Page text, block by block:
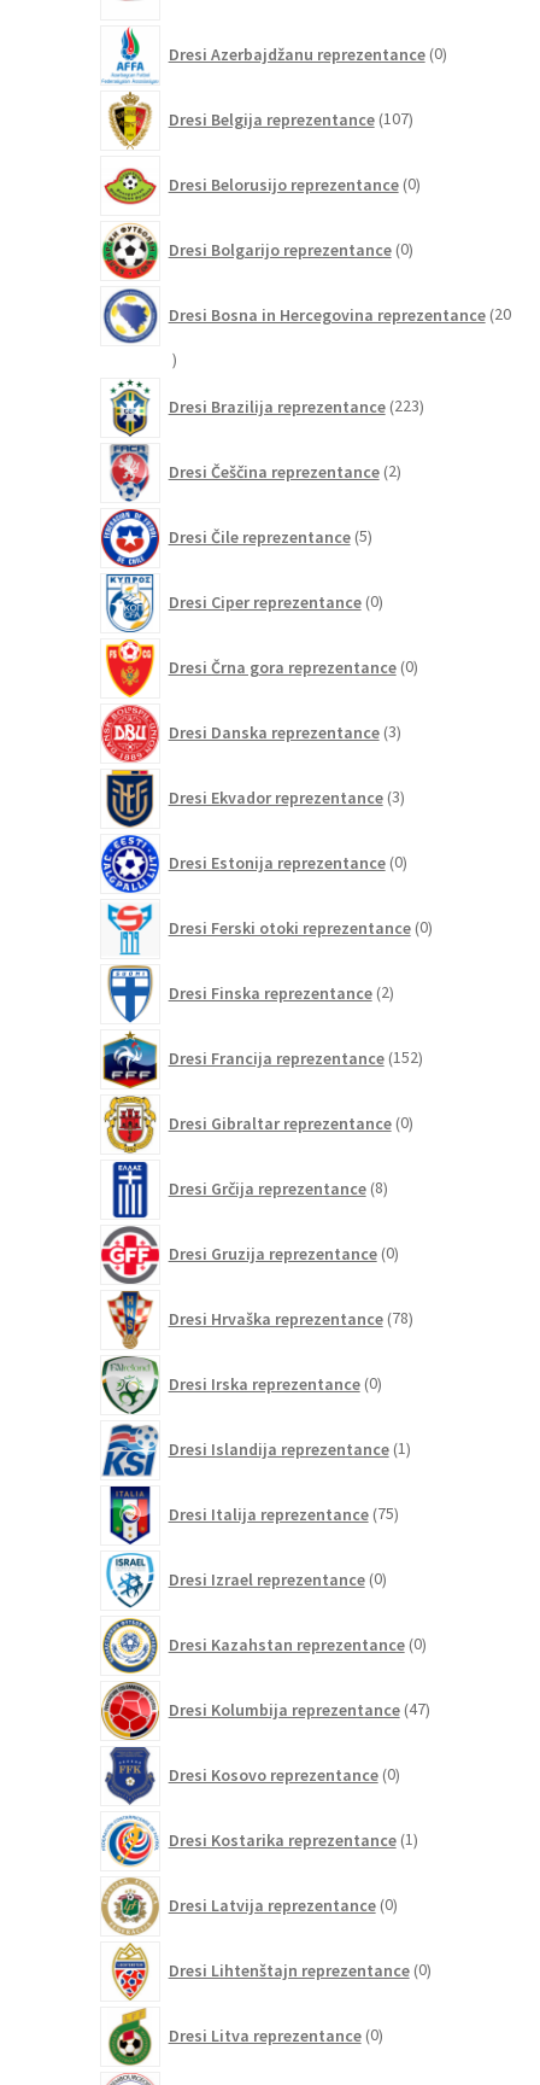
Dresi Azerbajdžanu reprezentance 0izdelkov
Dresi Belgija reprezentance 107izdelkov
Dresi Belorusijo reprezentance 0izdelkov
Dresi Bolgarijo reprezentance 0izdelkov
Dresi Bosna in Hercegovina reprezentance 20
20
Dresi Brazilija reprezentance 223izdelkov
Dresi Češčina reprezentance 2izdelka
Dresi Čile reprezentance 5izdelkov
Dresi Ciper reprezentance 0izdelkov
Dresi Črna gora reprezentance 0izdelkov
Dresi Danska reprezentance 3izdelki
Dresi Ekvador reprezentance 3izdelki
Dresi Estonija reprezentance 0izdelkov
Dresi Ferski otoki reprezentance 0izdelkov
Dresi Finska reprezentance 2izdelka
Dresi Francija reprezentance 152izdelkov
Dresi Gibraltar reprezentance 0izdelkov
Dresi Grčija reprezentance 8izdelkov
Dresi Gruzija reprezentance 0izdelkov
Dresi Hrvaška reprezentance 78izdelkov
Dresi Irska reprezentance 0izdelkov
Dresi Islandija reprezentance 1izdelek
Dresi Italija reprezentance 75izdelkov
Dresi Izrael reprezentance 0izdelkov
Dresi Kazahstan reprezentance 0izdelkov
Dresi Kolumbija reprezentance 47izdelkov
Dresi Kosovo reprezentance 0izdelkov
Dresi Kostarika reprezentance 1izdelek
Dresi Latvija reprezentance 0izdelkov
Dresi Lihtenštajn reprezentance 0izdelkov
Dresi Litva reprezentance 0izdelkov